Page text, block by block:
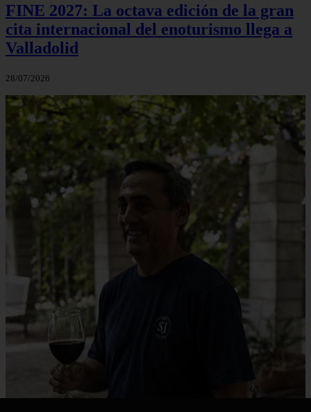
FINE 2027: La octava edición de la gran
cita internacional del enoturismo llega a
Valladolid
28/07/2026